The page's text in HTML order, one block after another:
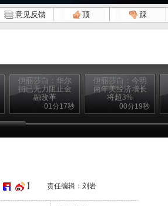
意见反馈 顶 踩
伊丽莎白：华尔
街已无力阻止金
融改革
01分17秒
伊丽莎白：今明
两年美经济增长
将超3%
00分19秒
】 责任编辑：刘岩